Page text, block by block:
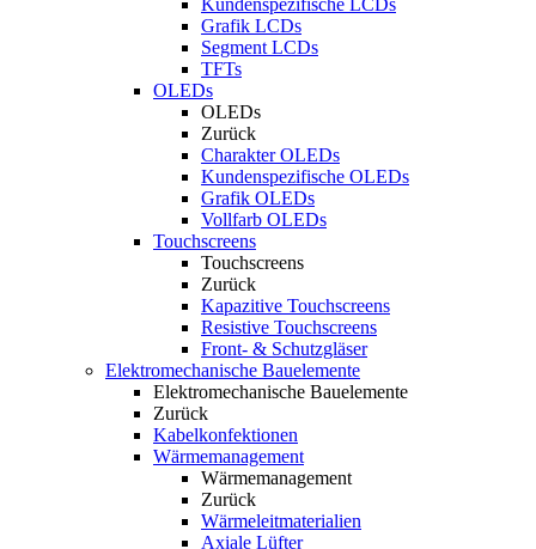
Kundenspezifische LCDs
Grafik LCDs
Segment LCDs
TFTs
OLEDs
OLEDs
Zurück
Charakter OLEDs
Kundenspezifische OLEDs
Grafik OLEDs
Vollfarb OLEDs
Touchscreens
Touchscreens
Zurück
Kapazitive Touchscreens
Resistive Touchscreens
Front- & Schutzgläser
Elektromechanische Bauelemente
Elektromechanische Bauelemente
Zurück
Kabelkonfektionen
Wärmemanagement
Wärmemanagement
Zurück
Wärmeleitmaterialien
Axiale Lüfter